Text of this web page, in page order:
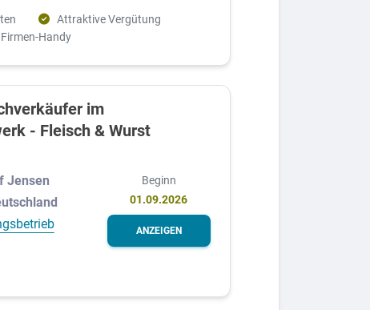
Attraktive Vergütung
Firmen-Handy
im
- Fleisch & Wurst
Jensen
Beginn
01.09.2026
ANZEIGEN